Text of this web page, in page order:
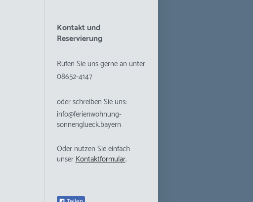
Kontakt und
Reservierung
Rufen Sie uns gerne an unter
08652-4147
oder schreiben Sie uns:
info@ferienwohnung-
sonnenglueck.bayern
Oder nutzen Sie einfach
unserKontaktformular.